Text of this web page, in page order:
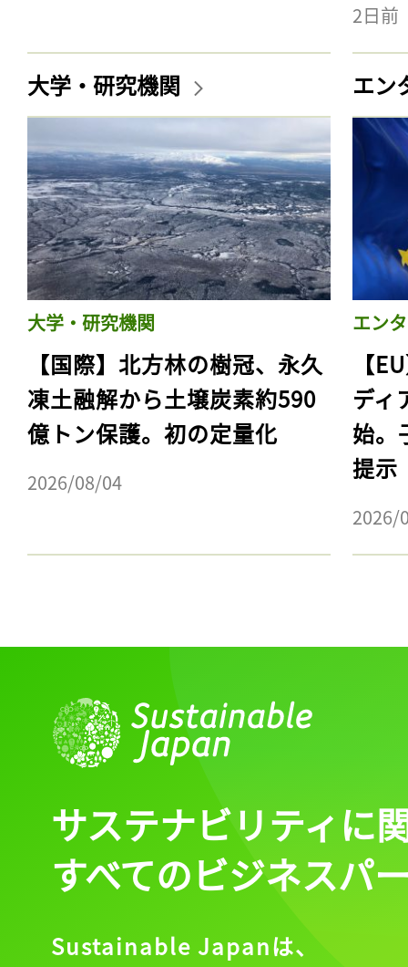
2日前
大学・研究機関
大学・研究機関
【国際】北方林の樹冠、永久
凍土融解から土壌炭素約590
億トン保護。初の定量化
2026/08/04
エン
エン
【
ディ
始。
提示
2026/
サステナビリティに
すべてのビジネスパ
Sustainable Japanは、